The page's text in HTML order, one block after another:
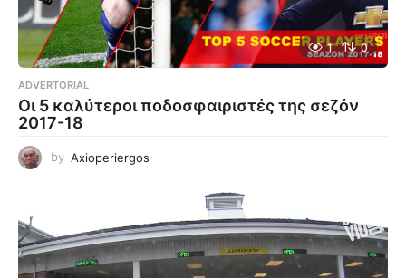
1 0
ADVERTORIAL
Οι 5 καλύτεροι ποδοσφαιριστές της σεζόν
2017-18
by Axioperiergos